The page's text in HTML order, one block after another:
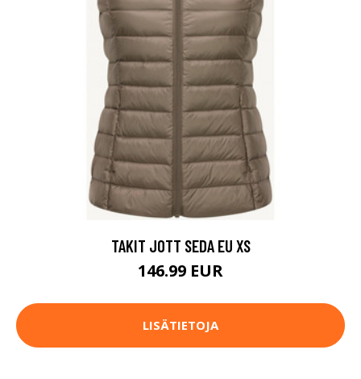
TAKIT JOTT SEDA EU XS
146.99 EUR
LISÄTIETOJA